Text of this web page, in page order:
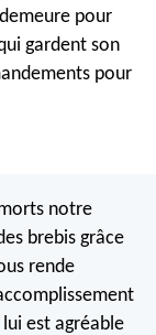
pour
gardent son
pour
notre
brebis grâce
rende
est agréable